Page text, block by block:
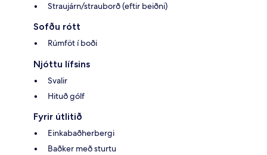
Straujárn/strauborð (eftir beiðni)
Sofðu rótt
Rúmföt í boði
Njóttu lífsins
Svalir
Hituð gólf
Fyrir útlitið
Einkabaðherbergi
Baðker með sturtu